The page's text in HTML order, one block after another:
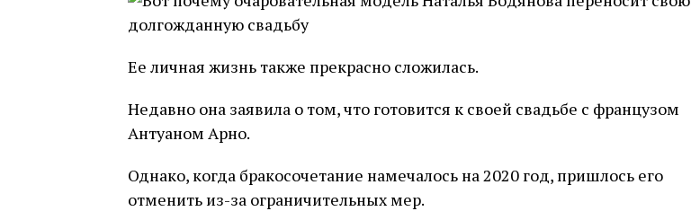
Ее личная жизнь также прекрасно сложилась.
Недавно она заявила о том, что готовится к своей свадьбе с французом
Антуаном Арно.
Однако, когда бракосочетание намечалось на 2020 год, пришлось его
отменить из-за ограничительных мер.